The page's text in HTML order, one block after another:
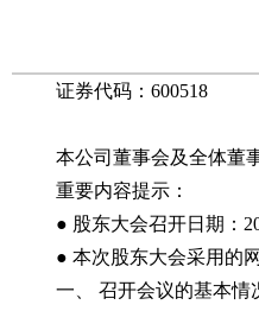
证券代码：600518 证
本公司董事会及全体董事
重要内容提示：
● 股东大会召开日期：
● 本次股东大会采用的网
一、 召开会议的基本情